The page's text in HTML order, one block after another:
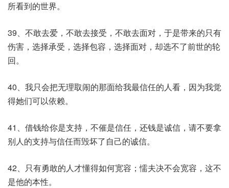
所看到的世界。
39、不敢去爱，不敢去接受，不敢去面对，于是带来的只有
伤害，选择承受，选择包容，选择面对，却选不了前世的轮
回。
40、我只会把无理取闹的那面给我最信任的人看，因为我觉
得她们可以依赖。
41、借钱给你是支持，不催是信任，还钱是诚信，请不要拿
别人的支持与信任而毁坏了自己的诚信。
42、只有勇敢的人才懂得如何宽容；懦夫决不会宽容，这不
是他的本性。